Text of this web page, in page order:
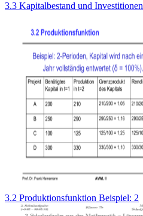
3.3 Kapitalbestand und Investitionen
3.2 Produktionsfunktion Beispiel: 2